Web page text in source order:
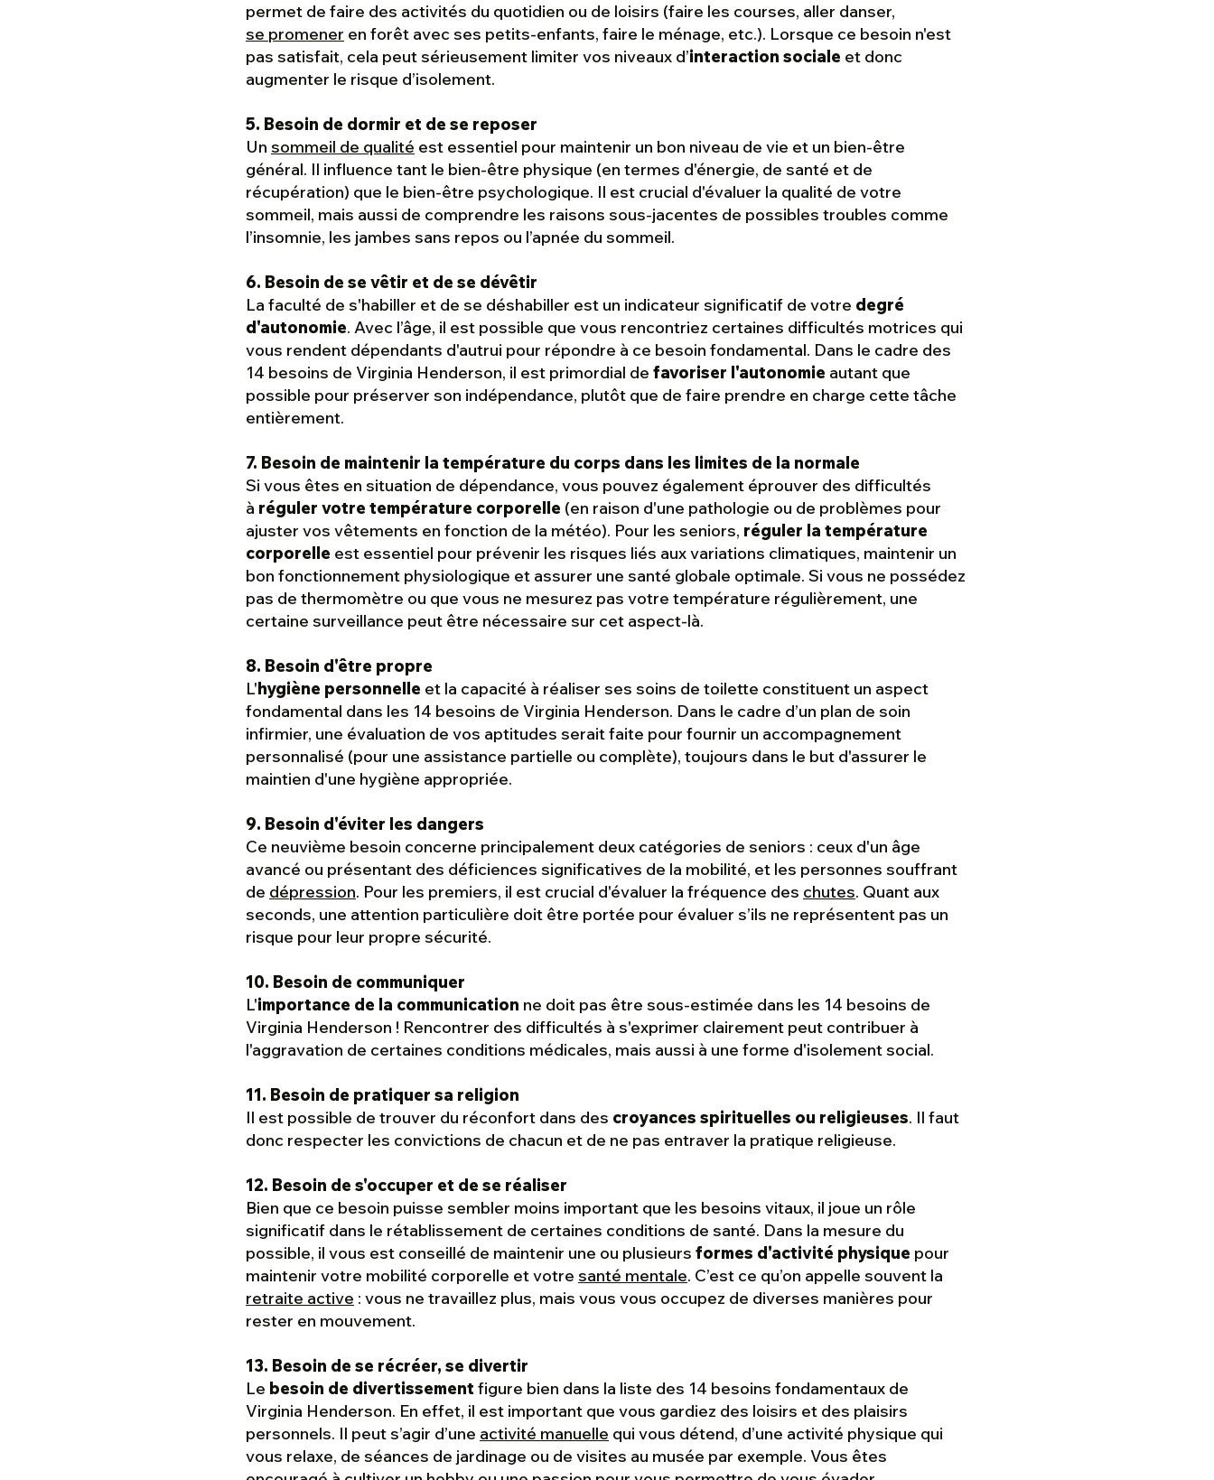
permet de faire des activités du quotidien ou de loisirs (faire les courses, aller danser,
se promener en forêt avec ses petits-enfants, faire le ménage, etc.). Lorsque ce besoin n'est
pas satisfait, cela peut sérieusement limiter vos niveaux d’interaction sociale et donc
augmenter le risque d’isolement.
5. Besoin de dormir et de se reposer
Un sommeil de qualité est essentiel pour maintenir un bon niveau de vie et un bien-être
général. Il influence tant le bien-être physique (en termes d'énergie, de santé et de
récupération) que le bien-être psychologique. Il est crucial d'évaluer la qualité de votre
sommeil, mais aussi de comprendre les raisons sous-jacentes de possibles troubles comme
l’insomnie, les jambes sans repos ou l’apnée du sommeil.
6. Besoin de se vêtir et de se dévêtir
La faculté de s'habiller et de se déshabiller est un indicateur significatif de votre degré
d'autonomie. Avec l’âge, il est possible que vous rencontriez certaines difficultés motrices qui
vous rendent dépendants d'autrui pour répondre à ce besoin fondamental. Dans le cadre des
14 besoins de Virginia Henderson, il est primordial de favoriser l'autonomie autant que
possible pour préserver son indépendance, plutôt que de faire prendre en charge cette tâche
entièrement.
7. Besoin de maintenir la température du corps dans les limites de la normale
Si vous êtes en situation de dépendance, vous pouvez également éprouver des difficultés
à réguler votre température corporelle (en raison d'une pathologie ou de problèmes pour
ajuster vos vêtements en fonction de la météo). Pour les seniors, réguler la température
corporelle est essentiel pour prévenir les risques liés aux variations climatiques, maintenir un
bon fonctionnement physiologique et assurer une santé globale optimale. Si vous ne possédez
pas de thermomètre ou que vous ne mesurez pas votre température régulièrement, une
certaine surveillance peut être nécessaire sur cet aspect-là.
8. Besoin d'être propre
L'hygiène personnelle et la capacité à réaliser ses soins de toilette constituent un aspect
fondamental dans les 14 besoins de Virginia Henderson. Dans le cadre d’un plan de soin
infirmier, une évaluation de vos aptitudes serait faite pour fournir un accompagnement
personnalisé (pour une assistance partielle ou complète), toujours dans le but d'assurer le
maintien d'une hygiène appropriée.
9. Besoin d'éviter les dangers
Ce neuvième besoin concerne principalement deux catégories de seniors : ceux d'un âge
avancé ou présentant des déficiences significatives de la mobilité, et les personnes souffrant
de dépression. Pour les premiers, il est crucial d'évaluer la fréquence des chutes. Quant aux
seconds, une attention particulière doit être portée pour évaluer s’ils ne représentent pas un
risque pour leur propre sécurité.
10. Besoin de communiquer
L'importance de la communication ne doit pas être sous-estimée dans les 14 besoins de
Virginia Henderson ! Rencontrer des difficultés à s'exprimer clairement peut contribuer à
l'aggravation de certaines conditions médicales, mais aussi à une forme d'isolement social.
11. Besoin de pratiquer sa religion
Il est possible de trouver du réconfort dans des croyances spirituelles ou religieuses. Il faut
donc respecter les convictions de chacun et de ne pas entraver la pratique religieuse.
12. Besoin de s'occuper et de se réaliser
Bien que ce besoin puisse sembler moins important que les besoins vitaux, il joue un rôle
significatif dans le rétablissement de certaines conditions de santé. Dans la mesure du
possible, il vous est conseillé de maintenir une ou plusieurs formes d'activité physique pour
maintenir votre mobilité corporelle et votre santé mentale. C’est ce qu’on appelle souvent la
retraite active : vous ne travaillez plus, mais vous vous occupez de diverses manières pour
rester en mouvement.
13. Besoin de se récréer, se divertir
Le besoin de divertissement figure bien dans la liste des 14 besoins fondamentaux de
Virginia Henderson. En effet, il est important que vous gardiez des loisirs et des plaisirs
personnels. Il peut s’agir d’une activité manuelle qui vous détend, d’une activité physique qui
vous relaxe, de séances de jardinage ou de visites au musée par exemple. Vous êtes